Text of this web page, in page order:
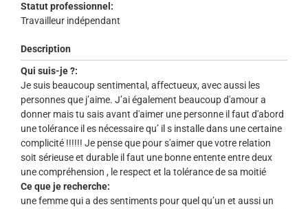
Statut professionnel:
Travailleur indépendant
Description
Qui suis-je ?:
Je suis beaucoup sentimental, affectueux, avec aussi les
personnes que j’aime. J’ai également beaucoup d'amour a
donner mais tu sais avant d'aimer une personne il faut d'abord
une tolérance il es nécessaire qu’ il s installe dans une certaine
complicité !!!!!! Je pense que pour s'aimer que votre relation
soit sérieuse et durable il faut une bonne entente entre deux
une compréhension , le respect et la tolérance de sa moitié
Ce que je recherche:
une femme qui a des sentiments pour quel qu’un et aussi un